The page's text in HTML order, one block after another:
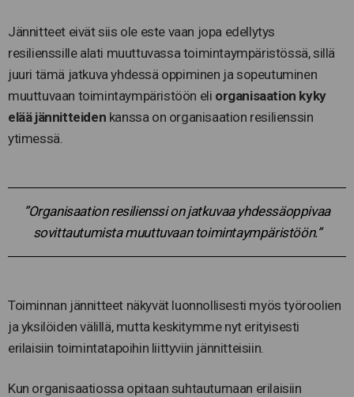
Jännitteet eivät siis ole este vaan jopa edellytys
resilienssille alati muuttuvassa toimintaympäristössä, sillä
juuri tämä jatkuva yhdessä oppiminen ja sopeutuminen
muuttuvaan toimintaympäristöön eli organisaation kyky
elää jännitteiden kanssa on organisaation resilienssin
ytimessä.
”Organisaation resilienssi on jatkuvaa yhdessäoppivaa
sovittautumista muuttuvaan toimintaympäristöön.”
Toiminnan jännitteet näkyvät luonnollisesti myös työroolien
ja yksilöiden välillä, mutta keskitymme nyt erityisesti
erilaisiin toimintatapoihin liittyviin jännitteisiin.
Kun organisaatiossa opitaan suhtautumaan erilaisiin